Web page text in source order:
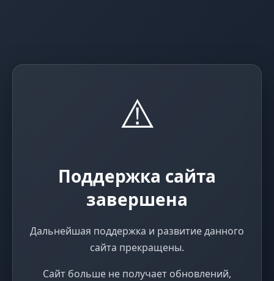
⚠️
Поддержка сайта
завершена
Дальнейшая поддержка и развитие данного
сайта прекращены.
Сайт больше не получает обновлений,